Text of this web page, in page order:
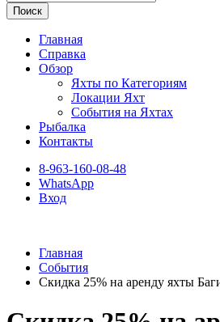
Поиск
Главная
Справка
Обзор
Яхты по Категориям
Локации Яхт
События на Яхтах
Рыбалка
Контакты
8-963-160-08-48
WhatsApp
Вход
Главная
События
Скидка 25% на аренду яхты